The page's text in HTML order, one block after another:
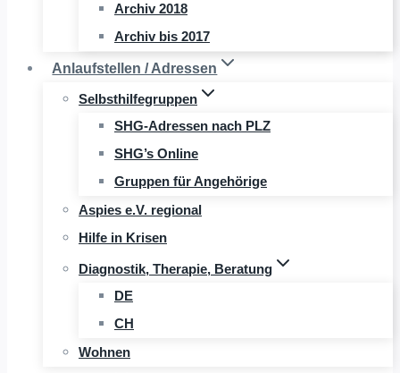
Archiv 2018
Archiv bis 2017
Anlaufstellen / Adressen
Selbsthilfegruppen
SHG-Adressen nach PLZ
SHG’s Online
Gruppen für Angehörige
Aspies e.V. regional
Hilfe in Krisen
Diagnostik, Therapie, Beratung
DE
CH
Wohnen